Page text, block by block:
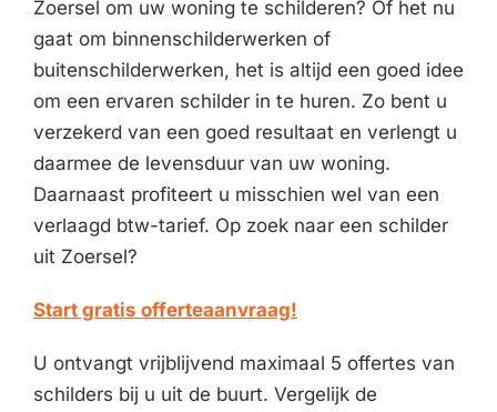
Zoersel om uw woning te schilderen? Of het nu
gaat om binnenschilderwerken of
buitenschilderwerken, het is altijd een goed idee
om een ervaren schilder in te huren. Zo bent u
verzekerd van een goed resultaat en verlengt u
daarmee de levensduur van uw woning.
Daarnaast profiteert u misschien wel van een
verlaagd btw-tarief. Op zoek naar een schilder
uit Zoersel?
Start gratis offerteaanvraag!
U ontvangt vrijblijvend maximaal 5 offertes van
schilders bij u uit de buurt. Vergelijk de